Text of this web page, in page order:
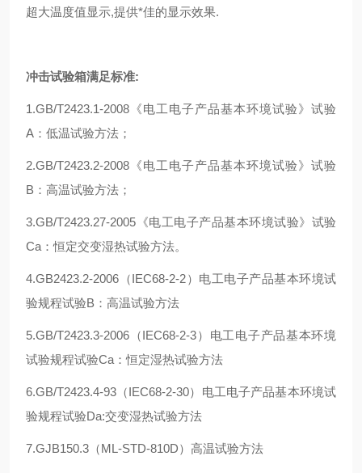
超大温度值显示,提供*佳的显示效果.
冲击试验箱满足标准:
1.GB/T2423.1-2008《电工电子产品基本环境试验》试验
A：低温试验方法；
2.GB/T2423.2-2008《电工电子产品基本环境试验》试验
B：高温试验方法；
3.GB/T2423.27-2005《电工电子产品基本环境试验》试验
Ca：恒定交变湿热试验方法。
4.GB2423.2-2006（IEC68-2-2）电工电子产品基本环境试
验规程试验B：高温试验方法
5.GB/T2423.3-2006（IEC68-2-3）电工电子产品基本环境
试验规程试验Ca：恒定湿热试验方法
6.GB/T2423.4-93（IEC68-2-30）电工电子产品基本环境试
验规程试验Da:交变湿热试验方法
7.GJB150.3（ML-STD-810D）高温试验方法